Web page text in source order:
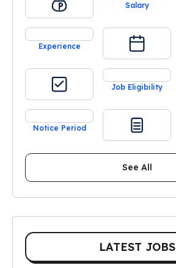
Salary
Experience
Job Eligibility
Notice Period
See All
LATEST JOBS